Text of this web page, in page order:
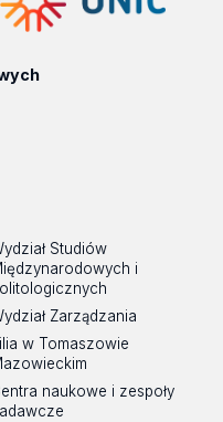
Studiów
i
Zarządzania
w Tomaszowie
naukowe i zespoły